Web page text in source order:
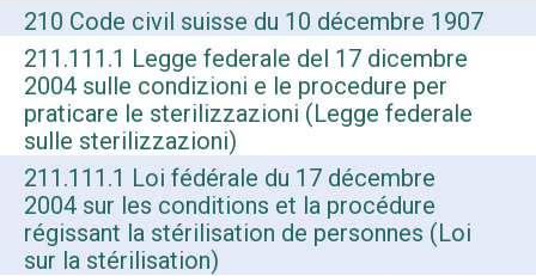
210 Code civil suisse du 10 décembre 1907
211.111.1 Legge federale del 17 dicembre
2004 sulle condizioni e le procedure per
praticare le sterilizzazioni (Legge federale
sulle sterilizzazioni)
211.111.1 Loi fédérale du 17 décembre
2004 sur les conditions et la procédure
régissant la stérilisation de personnes (Loi
sur la stérilisation)